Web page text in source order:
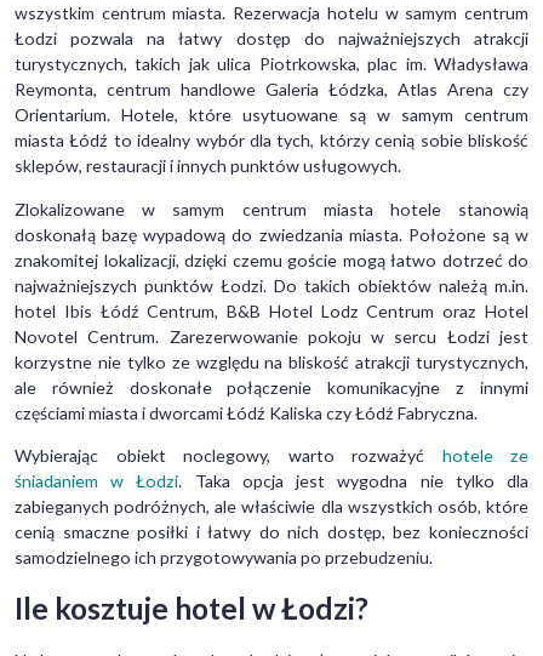
wszystkim centrum miasta. Rezerwacja hotelu w samym centrum
Łodzi pozwala na łatwy dostęp do najważniejszych atrakcji
turystycznych, takich jak ulica Piotrkowska, plac im. Władysława
Reymonta, centrum handlowe Galeria Łódzka, Atlas Arena czy
Orientarium. Hotele, które usytuowane są w samym centrum
miasta Łódź to idealny wybór dla tych, którzy cenią sobie bliskość
sklepów, restauracji i innych punktów usługowych.
Zlokalizowane w samym centrum miasta hotele stanowią
doskonałą bazę wypadową do zwiedzania miasta. Położone są w
znakomitej lokalizacji, dzięki czemu goście mogą łatwo dotrzeć do
najważniejszych punktów Łodzi. Do takich obiektów należą m.in.
hotel Ibis Łódź Centrum, B&B Hotel Lodz Centrum oraz Hotel
Novotel Centrum. Zarezerwowanie pokoju w sercu Łodzi jest
korzystne nie tylko ze względu na bliskość atrakcji turystycznych,
ale również doskonałe połączenie komunikacyjne z innymi
częściami miasta i dworcami Łódź Kaliska czy Łódź Fabryczna.
Wybierając obiekt noclegowy, warto rozważyć hotele ze
śniadaniem w Łodzi. Taka opcja jest wygodna nie tylko dla
zabieganych podróżnych, ale właściwie dla wszystkich osób, które
cenią smaczne posiłki i łatwy do nich dostęp, bez konieczności
samodzielnego ich przygotowywania po przebudzeniu.
Ile kosztuje hotel w Łodzi?